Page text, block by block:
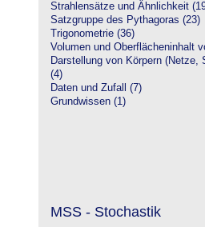
Strahlensätze und Ähnlichkeit
Satzgruppe des Pythagoras (23)
Trigonometrie (36)
Volumen und Oberflächeninhalt
Darstellung von Körpern (Netze,
(4)
Daten und Zufall (7)
Grundwissen (1)
MSS - Stochastik